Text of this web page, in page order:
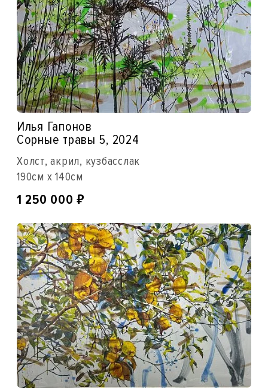
Илья Гапонов
Сорные травы 5, 2024
Холст, акрил, кузбасслак
190см x 140см
1 250 000₽